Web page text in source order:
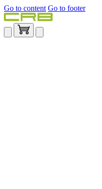
Go to content Go to footer